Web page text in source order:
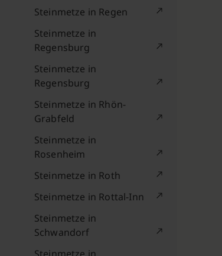
Steinmetze in Regen
Steinmetze in
Regensburg
Steinmetze in
Regensburg
Steinmetze in Rhön-
Grabfeld
Steinmetze in
Rosenheim
Steinmetze in Roth
Steinmetze in Rottal-Inn
Steinmetze in
Schwandorf